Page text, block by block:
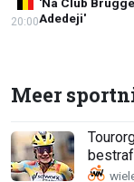
Adedeji'
20:00
Meer